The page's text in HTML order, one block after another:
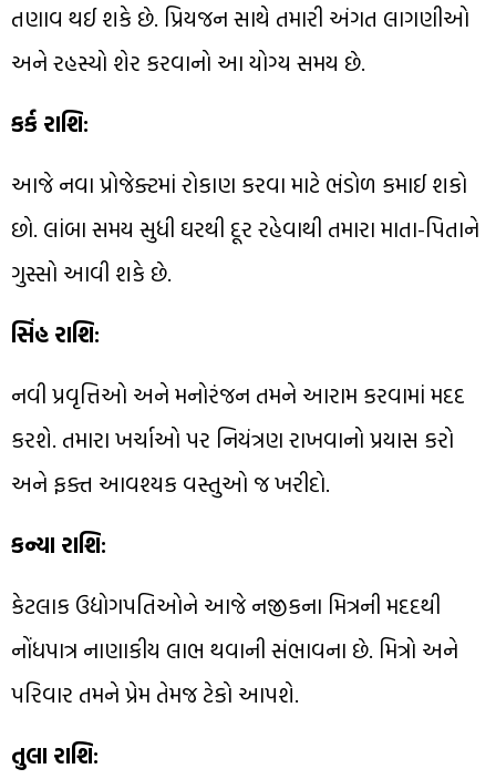
તણાવ થઈ શકે છે. પ્રિયજન સાથે તમારી અંગત લાગણીઓ
અને રહસ્યો શેર કરવાનો આ યોગ્ય સમય છે.
કર્ક રાશિ:
આજે નવા પ્રોજેક્ટમાં રોકાણ કરવા માટે ભંડોળ કમાઈ શકો
છો. લાંબા સમય સુધી ઘરથી દૂર રહેવાથી તમારા માતા-પિતાને
ગુસ્સો આવી શકે છે.
સિંહ રાશિ:
નવી પ્રવૃત્તિઓ અને મનોરંજન તમને આરામ કરવામાં મદદ
કરશે. તમારા ખર્ચાઓ પર નિયંત્રણ રાખવાનો પ્રયાસ કરો
અને ફક્ત આવશ્યક વસ્તુઓ જ ખરીદો.
કન્યા રાશિ:
કેટલાક ઉદ્યોગપતિઓને આજે નજીકના મિત્રની મદદથી
નોંધપાત્ર નાણાકીય લાભ થવાની સંભાવના છે. મિત્રો અને
પરિવાર તમને પ્રેમ તેમજ ટેકો આપશે.
તુલા રાશિ: